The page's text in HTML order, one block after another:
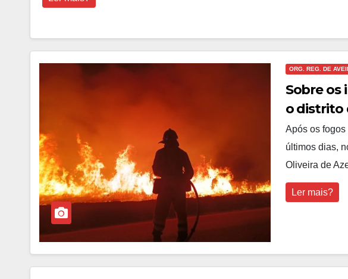
ORG. REG. DE
Sobre os
o distrito
Após os
últimos dias,
Oliveira de
Ler mais?